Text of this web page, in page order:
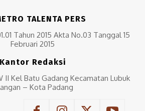
TALENTA PERS
Tahun 2015 Akta No.03 Tanggal 15
Februari 2015
Kantor Redaksi
II Kel Batu Gadang Kecamatan Lubuk
– Kota Padang